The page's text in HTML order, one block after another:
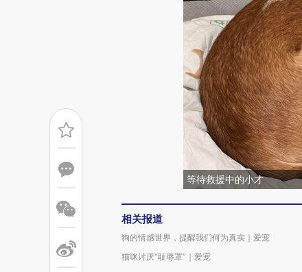
等待救援中的小才
相关报道
狗的情感世界，提醒我们何为真实｜爱宠
猫咪讨厌“耻辱罩”｜爱宠